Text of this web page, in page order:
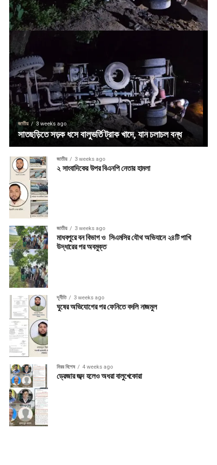
জাতীয় 3 weeks ago
সাতছড়িতে সড়ক ধসে বালুভর্তি ট্রাক খাদে, যান চলাচল বন্ধ
জাতীয় 3 weeks ago
২ সাংবাদিকের উপর বিএনপি নেতার হামলা
জাতীয় 3 weeks ago
মাধবপুরে বন বিভাগ ও সিএমসির যৌথ অভিযানে ২৪টি পাখি
উদ্ধারের পর অবমুক্ত
দূর্নীতি 3 weeks ago
ঘুষের অভিযোগের পর ফেনিতে বদলি নাজমুল
মিরর বিশেষ 4 weeks ago
ড্রেজার জব্দ হলেও অধরা বালুখেকোরা